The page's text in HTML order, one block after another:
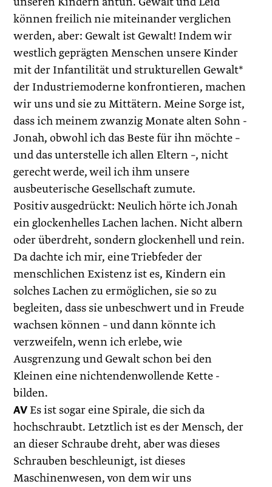
können freilich nie miteinander verglichen
werden, aber: Gewalt ist Gewalt! Indem wir
westlich geprägten Menschen unsere Kinder
mit der Infantilität und strukturellen Gewalt*
der Industrie­moderne konfrontieren, machen
wir uns und sie zu Mittätern. Meine Sorge ist,
dass ich meinem zwanzig Monate alten Sohn ­
Jonah, obwohl ich das Beste für ihn möchte –
und das unterstelle ich allen Eltern –, nicht
gerecht werde, weil ich ihm unsere
ausbeuterische Gesellschaft zumute.
Positiv ausgedrückt: Neulich hörte ich Jonah
ein glockenhelles Lachen lachen. Nicht albern
oder überdreht, sondern glockenhell und rein.
Da dachte ich mir, eine Triebfeder der
menschlichen Existenz ist es, Kindern ein
solches Lachen zu ermöglichen, sie so zu
begleiten, dass sie unbeschwert und in Freude
wachsen können – und dann könnte ich
verzweifeln, wenn ich erlebe, wie
Ausgrenzung und Gewalt schon bei den
Kleinen eine nichtendenwollende Kette ­
bilden.
AVEs ist sogar eine Spirale, die sich da
hochschraubt. Letztlich ist es der Mensch, der
an dieser Schraube dreht, aber was dieses
Schrauben beschleunigt, ist dieses
Maschinenwesen, von dem wir uns